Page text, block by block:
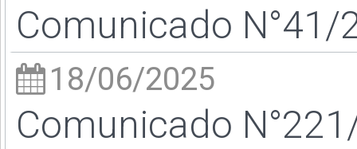
Comunicado N°41/
18/06/2025
Comunicado